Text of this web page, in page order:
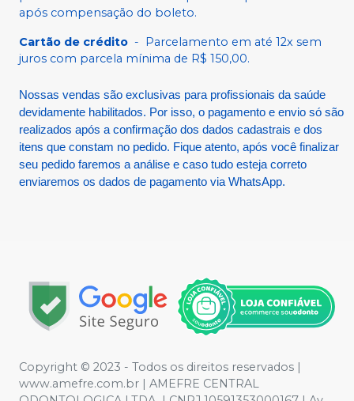
após compensação do boleto.
Cartão de crédito - Parcelamento em até 12x sem
juros com parcela mínima de R$ 150,00.
Nossas vendas são exclusivas para profissionais da saúde
devidamente habilitados. Por isso, o pagamento e envio só são
realizados após a confirmação dos dados cadastrais e dos
itens que constam no pedido. Fique atento, após você finalizar
seu pedido faremos a análise e caso tudo esteja correto
enviaremos os dados de pagamento via WhatsApp.
Copyright © 2023 - Todos os direitos reservados |
www.amefre.com.br | AMEFRE CENTRAL